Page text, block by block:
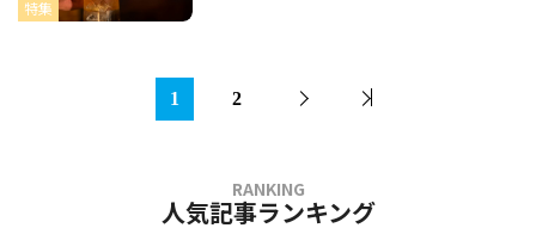
特集
1 2
人気記事ランキング